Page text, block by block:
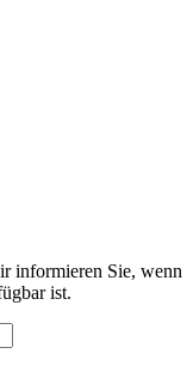
informieren Sie, wenn
ist.